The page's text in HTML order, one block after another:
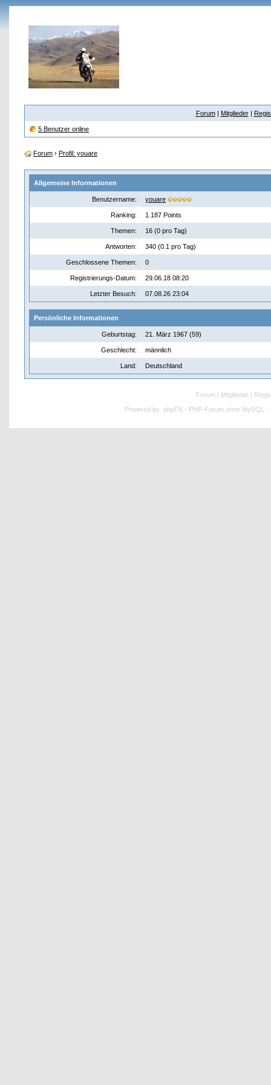
Forum| Mitglieder|
5 Benutzer online
Forum › Profil: youare
Allgemeine Informationen
Benutzername: youare
Ranking: 1.187 Points
Themen: 16 (0 pro Tag)
Antworten: 340 (0.1 pro Tag)
Geschlossene Themen: 0
Registrierungs-Datum: 29.06.18 08:20
Letzter Besuch: 07.08.26 23:04
Persönliche Informationen
Geburtstag: 21. März 1967 (59)
Geschlecht: männlich
Land: Deutschland
Forum | Mitglieder |
Powered by: phpFK - PHP-Forum ohne MySQL -